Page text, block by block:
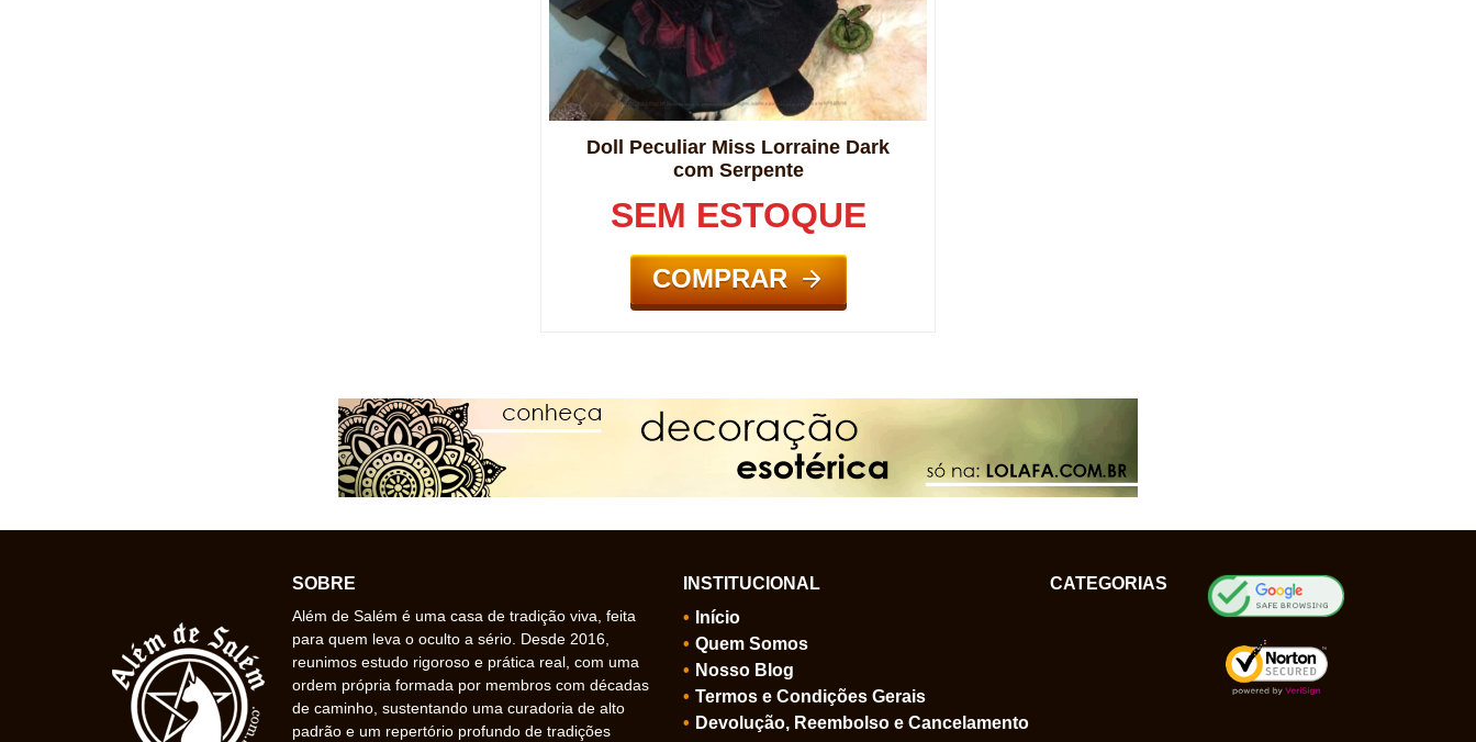
Doll Peculiar Miss Lorraine Dark
com Serpente
SEM ESTOQUE
COMPRAR
SOBRE
Além de Salém é uma casa de tradição viva, feita
para quem leva o oculto a sério. Desde 2016,
reunimos estudo rigoroso e prática real, com uma
ordem própria formada por membros com décadas
de caminho, sustentando uma curadoria de alto
padrão e um repertório profundo de tradições
INSTITUCIONAL
Início
Quem Somos
Nosso Blog
Termos e Condições Gerais
Devolução, Reembolso e Cancelamento
CATEGORIAS